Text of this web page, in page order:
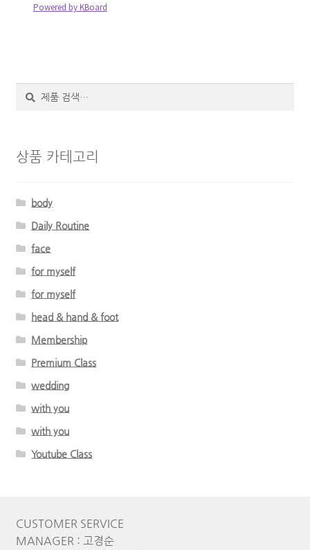
Powered by KBoard
상품 카테고리
body
Daily Routine
face
for myself
for myself
head & hand & foot
Membership
Premium Class
wedding
with you
with you
Youtube Class
CUSTOMER SERVICE
MANAGER : 고경순